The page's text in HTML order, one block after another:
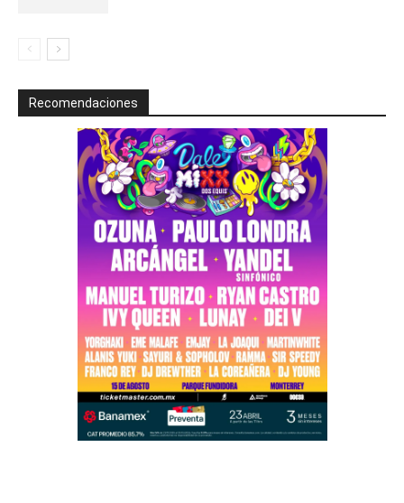
Recomendaciones